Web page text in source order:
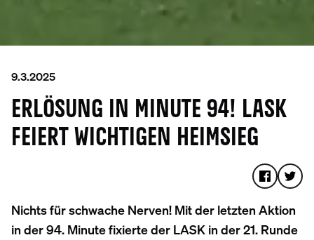
9.3.2025
ERLÖSUNG IN MINUTE 94! LASK
FEIERT WICHTIGEN HEIMSIEG
Nichts für schwache Nerven! Mit der letzten Aktion
in der 94. Minute fixierte der LASK in der 21. Runde